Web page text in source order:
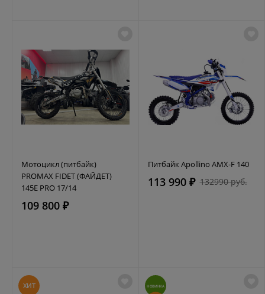
Мотоцикл (питбайк)
PROMAX FIDET (ФАЙДЕТ)
145E PRO 17/14
109 800 ₽
Питбайк Apollino AMX-F 140
113 990 ₽ 132990 руб.
ХИТ НОВИНКА